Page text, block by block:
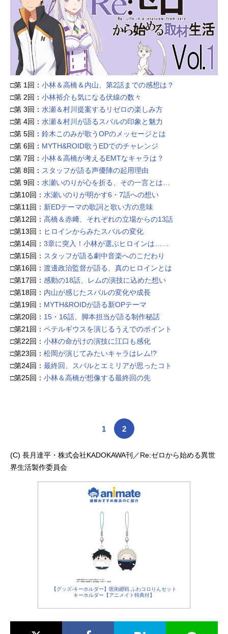
□第 1回： 小林＆高橋＆内山、第2話までの感想は？
□第 2回： 小林裕介も気になる伏線の数々
□第 3回： 水瀬＆村川提案するリゼロの楽しみ方
□第 4回： 水瀬＆村川が語るスバルの印象と魅力
□第 5回： 鈴木このみが歌うOPのメッセージとは
□第 6回： MYTH&ROID歌うEDでのチャレンジ
□第 7回： 小林＆高橋が考えるEMTなキャラは？
□第 8回： スタッフが語る声優陣の起用理由
□第 9回： 水瀬いのりが心を折る、その一言とは…
□第10回： 水瀬いのりが明かす6・7話への想い
□第11回： 新EDテーマの歌詞と歌い方の意味
□第12回： 高橋＆赤﨑、それぞれの立場からの13話
□第13回： ヒロインからみたスバルの変化
□第14回： 3章に突入！小林が選ぶヒロインは……
□第15回： スタッフが語る劇中音楽へのこだわり
□第16回： 渡邊政治監督が語る、真のヒロインとは
□第17回： 感動の18話、レムの演技に込めた想い
□第18回： 内山が感じたスバルの変化や成長
□第19回： MYTH&ROIDが語る新OPテーマ
□第20回： 15・16話、脚本担当が語る制作秘話
□第21回： ペテルギウスを演じるうえでのポイント
□第22回： 小林の命がけの演技に江口も感化
□第23回： 松岡が演じてみたいキャラはレム!?
□第24回： 最終回、スバルとエミリアが思ったコト
□第25回： 小林＆高橋が想像する最終回の先
1 2
(C) 長月達平・株式会社KADOKAWA刊／Re:ゼロから始める異世
界生活製作委員会
【グッズ-キーホルダー】呪術廻戦 ふわコロりんセット
キーホルダー【アニメイト特典付】